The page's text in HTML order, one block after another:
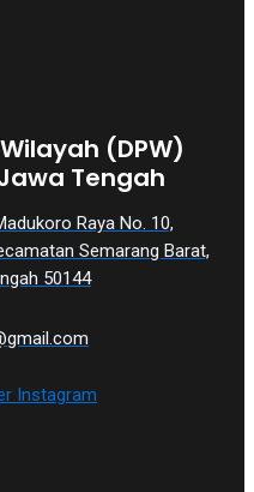
(DPW)
Tengah
Raya No. 10,
Semarang Barat,
50144
Instagram